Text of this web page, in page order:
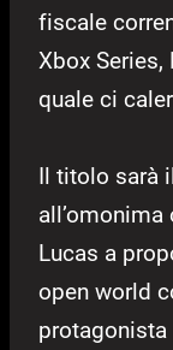
fiscale
Xbox Series,
quale ci
Il titolo sarà
Lucas a
open world